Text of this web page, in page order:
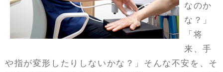
なのか
な？」
「将
来、手
や指が変形したりしないかな？」そんな不安を、そ